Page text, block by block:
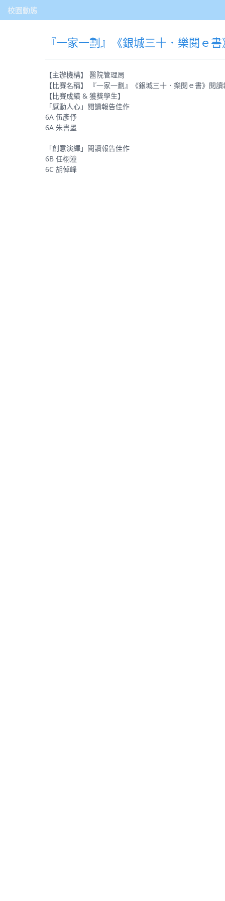
校園動態
『一家一劃』《銀城三十．樂閱ｅ
【主辦機構】 醫院管理局
【比賽名稱】 『一家一劃』《銀城三十．樂閱ｅ書》閱
【比賽成績 & 獲獎學生】
「感動人心」閱讀報告佳作
6A 伍彥伃
6A 朱書墨
「創意演繹」閱讀報告佳作
6B 任栩潼
6C 胡倬峰